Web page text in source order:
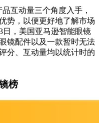
互动量三个角度入手，
势，以便更好地了解市场
日，美国亚马逊智能眼镜
镜配件以及一款暂时无法
分、互动量均以统计时的
榜